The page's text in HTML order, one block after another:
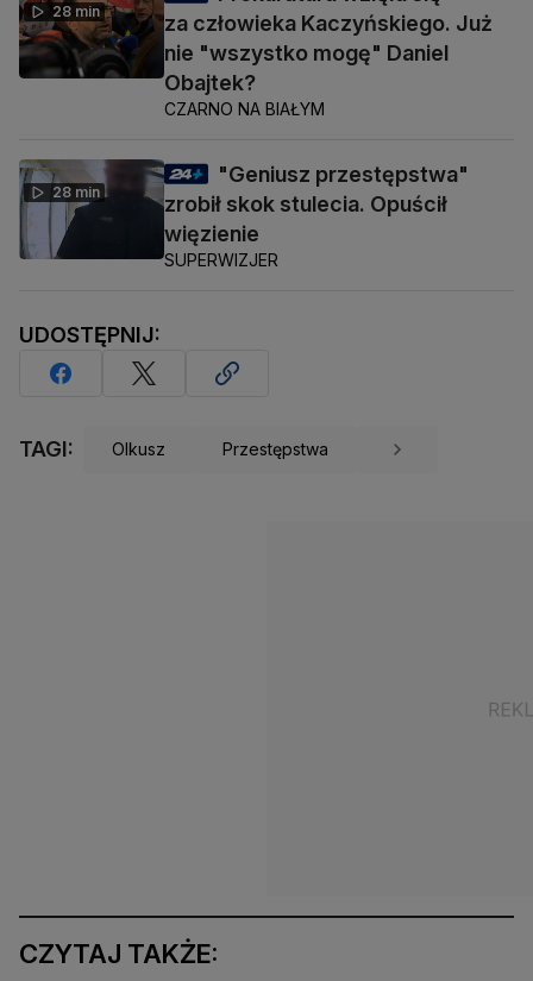
28 min
za człowieka Kaczyńskiego. Już
nie "wszystko mogę" Daniel
Obajtek?
CZARNO NA BIAŁYM
28 min
"Geniusz przestępstwa"
zrobił skok stulecia. Opuścił
więzienie
SUPERWIZJER
UDOSTĘPNIJ:
TAGI: Olkusz Przestępstwa
CZYTAJ TAKŻE: